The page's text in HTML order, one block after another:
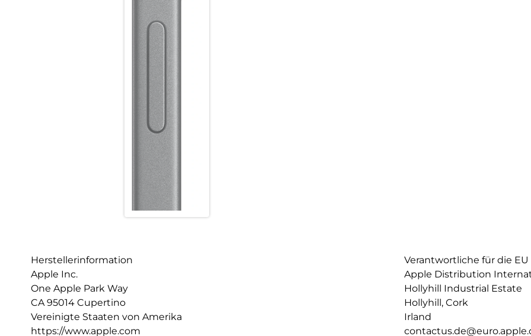
Herstellerinformation
Apple Inc.
One Apple Park Way
CA 95014 Cupertino
Vereinigte Staaten von Amerika
https://www.apple.com
Verantwortliche für die EU
Apple Distribution
Hollyhill Industrial Estate
Hollyhill, Cork
Irland